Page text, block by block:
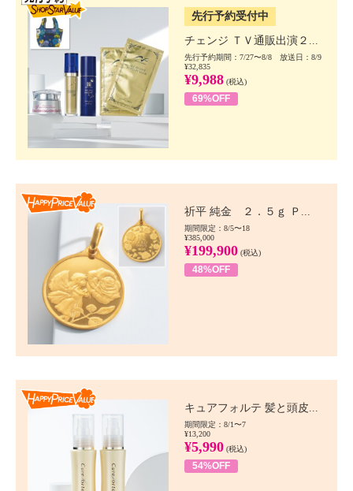
先行予約受付中
チェンジ ＴＶ通販出演２...
先行予約期間：7/27〜8/8 放送日：8/9
¥32,835
¥9,988 (税込)
69%OFF
祈平 純金 ２．５ｇ Ｐ...
期間限定：8/5〜18
¥385,000
¥199,900 (税込)
48%OFF
キュアフォルテ 髪と頭皮...
期間限定：8/1〜7
¥13,200
¥5,990 (税込)
54%OFF